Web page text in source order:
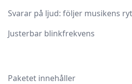
Svarar på ljud: följer musikens
Justerbar blinkfrekvens
Paketet innehåller